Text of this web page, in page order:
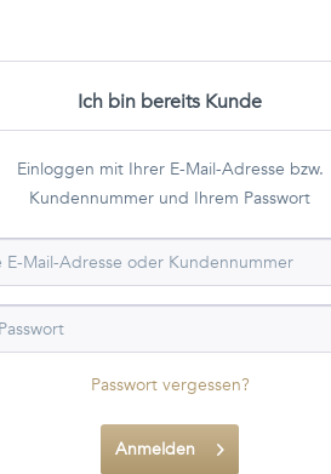
Ich bin bereits Kunde
Einloggen mit Ihrer E-Mail-Adresse bzw.
Kundennummer und Ihrem Passwort
Passwort vergessen?
Anmelden